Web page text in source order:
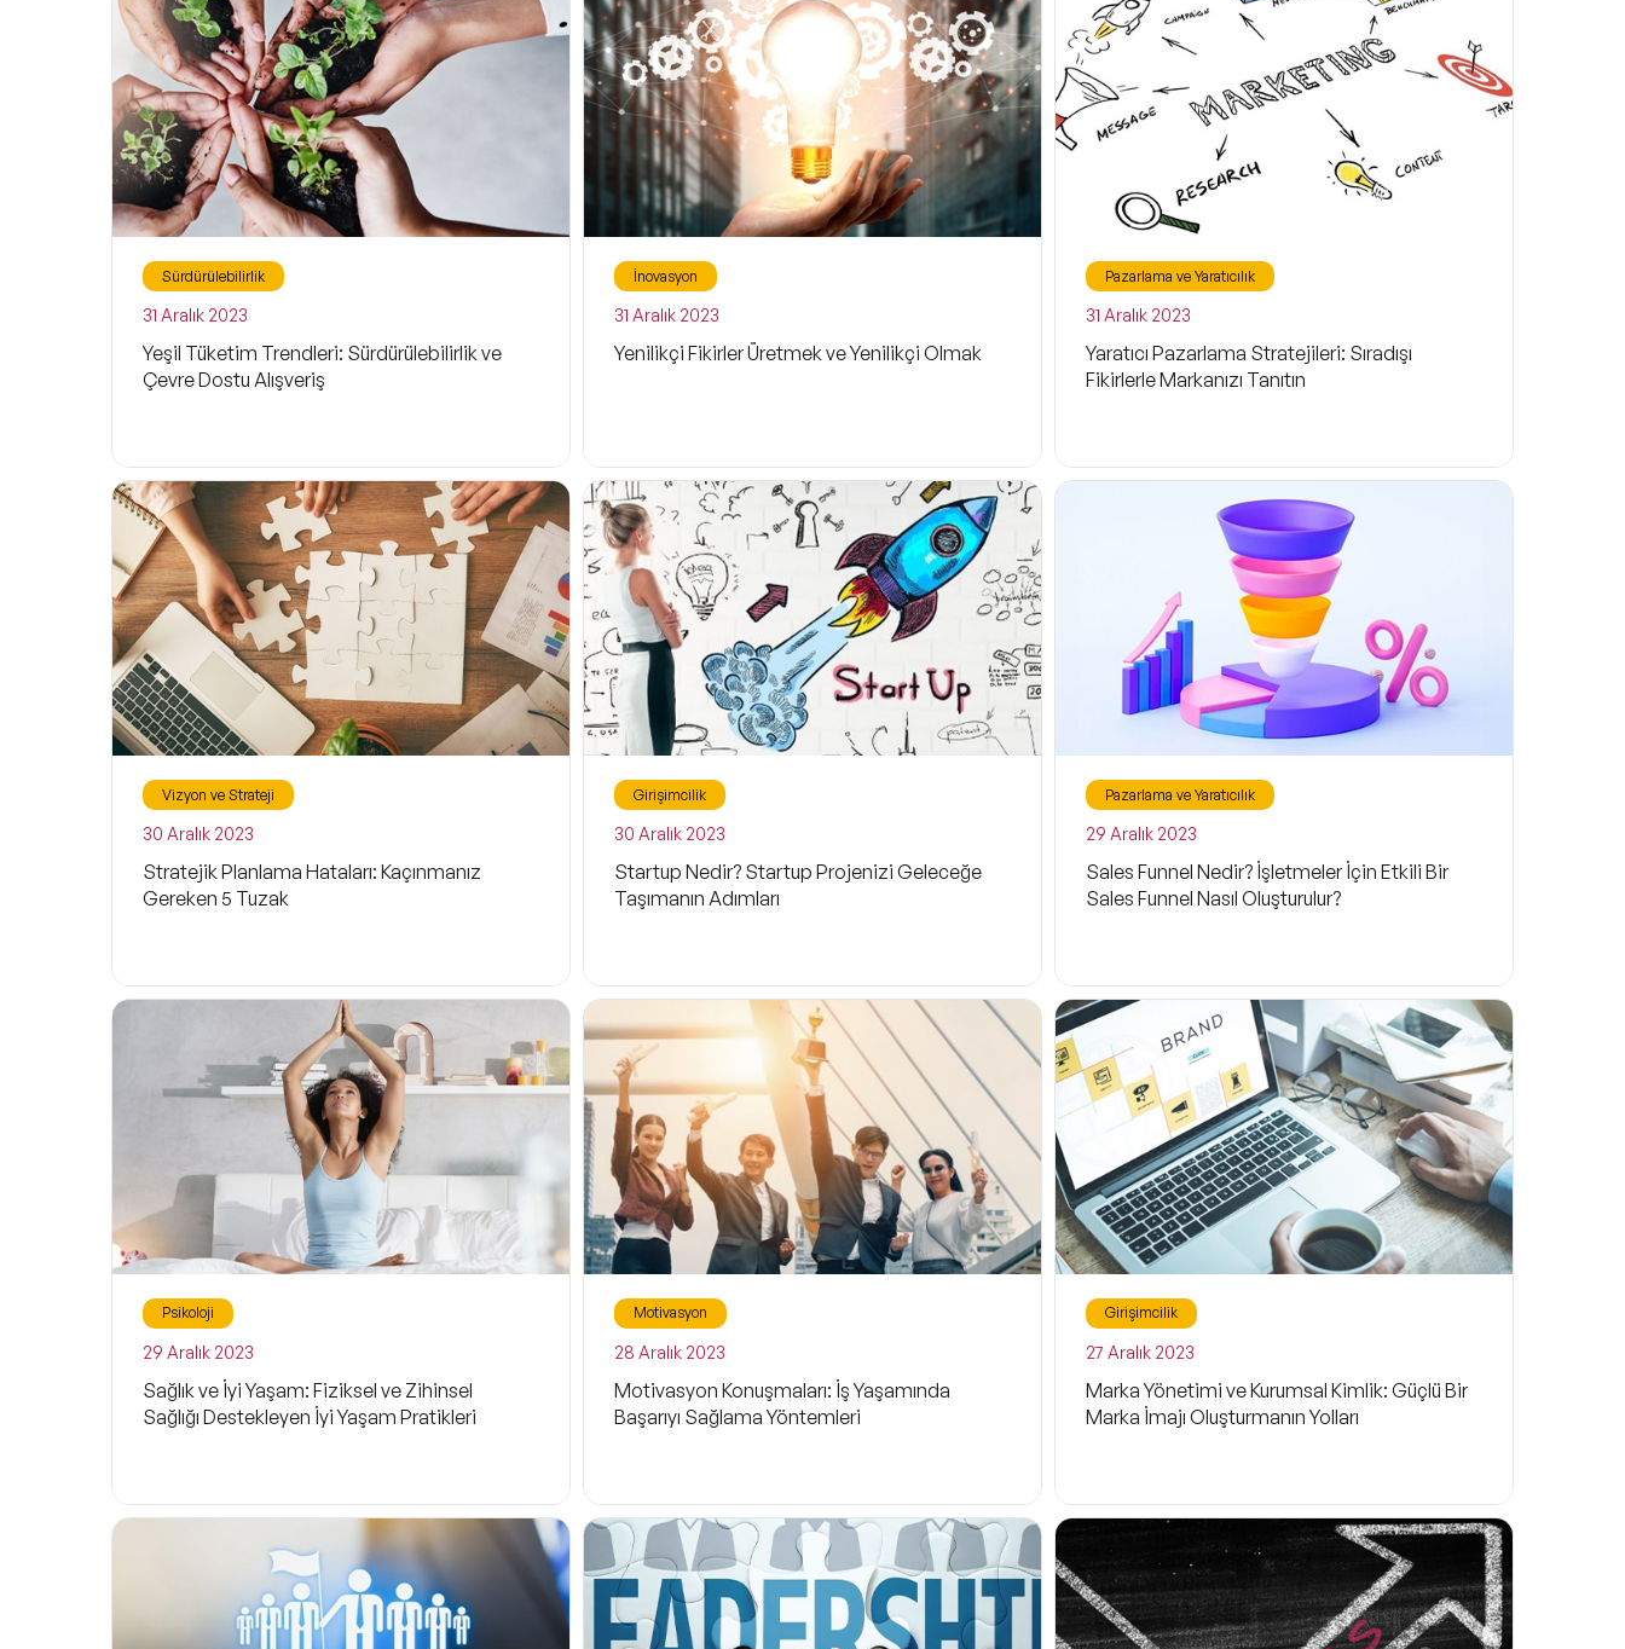
Sürdürülebilirlik
31 Aralık 2023
Yeşil Tüketim Trendleri: Sürdürülebilirlik ve
Çevre Dostu Alışveriş
İnovasyon
31 Aralık 2023
Yenilikçi Fikirler Üretmek ve Yenilikçi Olmak
Pazarlama ve Yaratıcılık
31 Aralık 2023
Yaratıcı Pazarlama Stratejileri: Sıradışı
Fikirlerle Markanızı Tanıtın
Vizyon ve Strateji
30 Aralık 2023
Stratejik Planlama Hataları: Kaçınmanız
Gereken 5 Tuzak
Girişimcilik
30 Aralık 2023
Startup Nedir? Startup Projenizi Geleceğe
Taşımanın Adımları
Pazarlama ve Yaratıcılık
29 Aralık 2023
Sales Funnel Nedir? İşletmeler İçin Etkili Bir
Sales Funnel Nasıl Oluşturulur?
Psikoloji
29 Aralık 2023
Sağlık ve İyi Yaşam: Fiziksel ve Zihinsel
Sağlığı Destekleyen İyi Yaşam Pratikleri
Motivasyon
28 Aralık 2023
Motivasyon Konuşmaları: İş Yaşamında
Başarıyı Sağlama Yöntemleri
Girişimcilik
27 Aralık 2023
Marka Yönetimi ve Kurumsal Kimlik: Güçlü Bir
Marka İmajı Oluşturmanın Yolları
Filtrele
Satış
Motivasyon
Dijital Dönüşüm
Kişisel Dönüşüm
Liderlik
Başarı Öyküleri
C-Level
Finans ve Ekonomi
Mizah
Pazarlama ve Yaratıcılık
Müşteri ve Tüketici Trendleri
Vizyon ve Strateji
Toplum ve Uluslararası İlişkiler
Girişimcilik
Neuro Science (Sinir Bilimi)